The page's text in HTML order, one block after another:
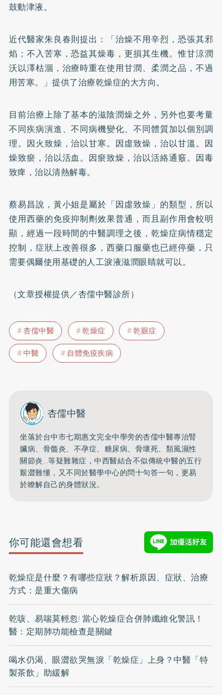
鼓動津液。
近代醫家朱良春則提出：「治燥不用辛烈，恐張其邪
焰；不入苦寒，恐益其燥毒，更損其生機。惟甘涼潤
沃以澤枯涸，治療時重在使用甘潤、柔潤之品，不過
用苦寒。」提供了治療乾燥症的大方向。
目前治療上除了基本的滋陰潤燥之外，另外也要考量
不同疾病演進、不同病機變化、不同體質加以個別調
理。因火致燥，治以甘寒。因虛致燥，治以甘溫。因
燥致瘀，治以活血。因瘀致燥，治以活絡通竅。因毒
致痺，治以清熱解毒。
蔡易昌說，黃小姐是屬於「因虛致燥」的類型，所以
使用西藥的免疫抑制劑效果普通，而且副作用會較明
顯，經過一段時間的中醫調理之後，乾燥症病情穩定
控制，症狀上改善很多，西藥口服藥也已經停藥，只
需要偶爾使用基礎的人工淚液滋潤眼睛就可以。
（文章授權提供／杏儒中醫診所）
杏儒中醫 乾燥症
乾眼症
中醫
自體免疫疾病
杏儒中醫
坐落於台中市七期惠文完全中學旁的杏儒中醫專治腎
臟病、骨髓炎、 不孕症、糖尿病、骨壞死、類風濕性
關節炎...等疑難雜症，中西醫結合不似傳統中醫的五行
艱澀難懂， 又不同於醫學中心的問十句答一句，更易
於瞭解自己的身體狀況。
你可能還會想看
乾燥症是什麼？有哪些症狀？解析原因、症狀、治療
方式：是重大傷病
乾咳、易喘莫輕忽! 當心乾燥症合併肺纖維化警訊！
醫：定期肺功能檢查是關鍵
喝水仍渴、眼澀欲哭無淚「乾燥症」上身？中醫「特
製茶飲」助緩解